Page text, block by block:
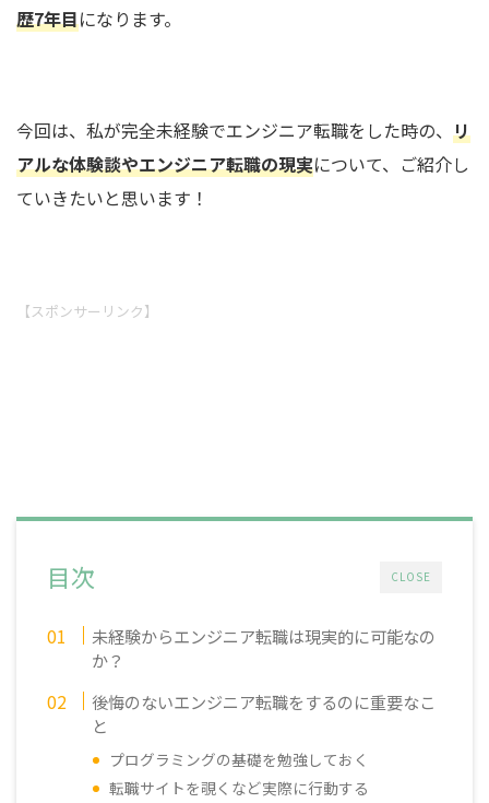
歴7年目になります。
今回は、私が完全未経験でエンジニア転職をした時の、 リ
アルな体験談やエンジニア転職の現実について、ご紹介し
ていきたいと思います！
【スポンサーリンク】
CLOSE
目次
未経験からエンジニア転職は現実的に可能なの
か？
後悔のないエンジニア転職をするのに重要なこ
と
プログラミングの基礎を勉強しておく
転職サイトを覗くなど実際に行動する